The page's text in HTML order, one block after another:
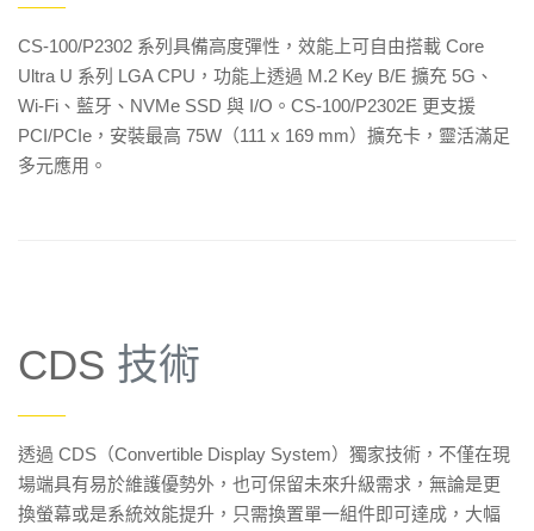
CS-100/P2302 系列具備高度彈性，效能上可自由搭載 Core
Ultra U 系列 LGA CPU，功能上透過 M.2 Key B/E 擴充 5G、
Wi-Fi、藍牙、NVMe SSD 與 I/O。CS-100/P2302E 更支援
PCI/PCIe，安裝最高 75W（111 x 169 mm）擴充卡，靈活滿足
多元應用。
CDS 技術
——
透過 CDS（Convertible Display System）獨家技術，不僅在現
場端具有易於維護優勢外，也可保留未來升級需求，無論是更
換螢幕或是系統效能提升，只需換置單一組件即可達成，大幅